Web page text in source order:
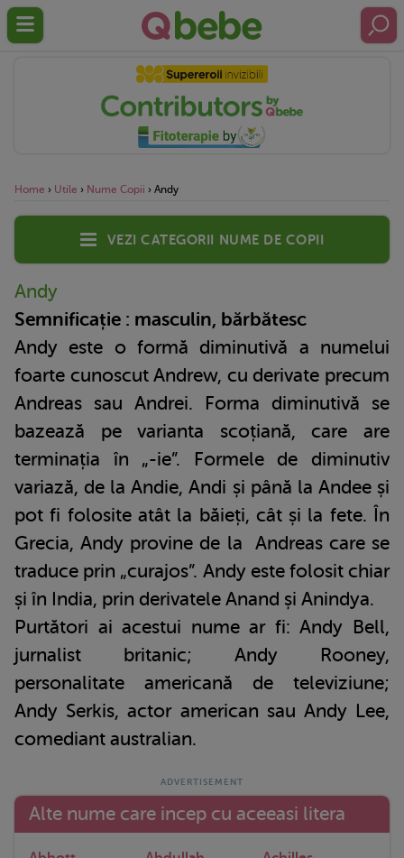
Home › Utile › Nume Copii › Andy
Vezi categorii nume de copii
Andy
Semnificație : masculin, bărbătesc
Andy este o formă diminutivă a numelui
foarte cunoscut Andrew, cu derivate precum
Andreas sau Andrei. Forma diminutivă se
bazează pe varianta scoțiană, care are
terminația în „-ie”. Formele de diminutiv
variază, de la Andie, Andi și până la Andee și
pot fi folosite atât la băieți, cât și la fete. În
Grecia, Andy provine de la Andreas care se
traduce prin „curajos”. Andy este folosit chiar
și în India, prin derivatele Anand și Anindya.
Purtători ai acestui nume ar fi: Andy Bell,
jurnalist britanic; Andy Rooney,
personalitate americană de televiziune;
Andy Serkis, actor american sau Andy Lee,
comediant australian.
Alte nume care incep cu aceeasi litera